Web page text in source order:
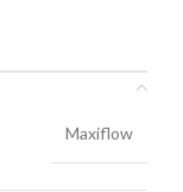
Maxiflow